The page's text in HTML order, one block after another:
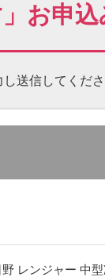
お申
し送信してくださ
レンジャー 中